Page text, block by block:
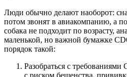
Люди обычно делают наоборот:
потом звонят в авиакомпанию, а
собака не подходит по возрасту,
маленькой, но важной бумажке
порядок такой:
Разобраться с